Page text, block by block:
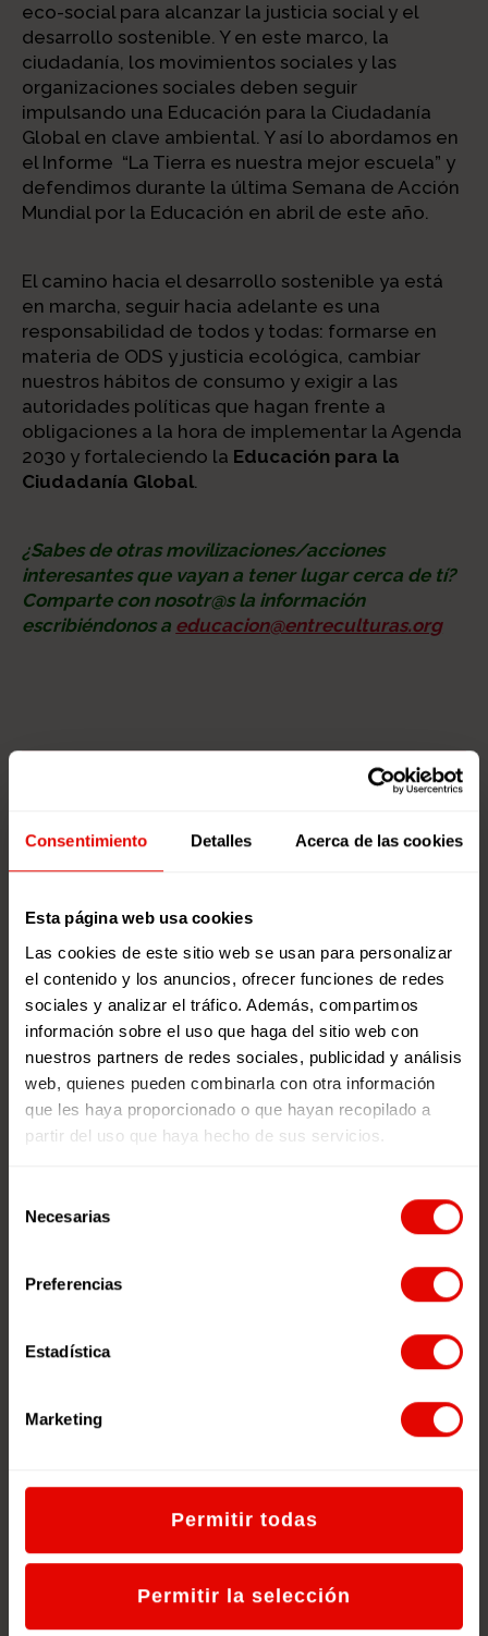
Consentimiento Detalles Acerca de las cookies
Esta página web usa cookies
Las cookies de este sitio web se usan para personalizar
el contenido y los anuncios, ofrecer funciones de redes
sociales y analizar el tráfico. Además, compartimos
información sobre el uso que haga del sitio web con
nuestros partners de redes sociales, publicidad y análisis
web, quienes pueden combinarla con otra información
que les haya proporcionado o que hayan recopilado a
partir del uso que haya hecho de sus servicios.
Necesarias
Preferencias
Estadística
Marketing
Permitir todas
Permitir la selección
eco-social para alcanzar la justicia social y el
desarrollo sostenible. Y en este marco, la
ciudadanía, los movimientos sociales y las
organizaciones sociales deben seguir
impulsando una Educación para la Ciudadanía
Global en clave ambiental. Y así lo abordamos en
el Informe “La Tierra es nuestra mejor escuela” y
defendimos durante la última Semana de Acción
Mundial por la Educación en abril de este año.
El camino hacia el desarrollo sostenible ya está
en marcha, seguir hacia adelante es una
responsabilidad de todos y todas: formarse en
materia de ODS y justicia ecológica, cambiar
nuestros hábitos de consumo y exigir a las
autoridades políticas que hagan frente a
obligaciones a la hora de implementar la Agenda
2030 y fortaleciendo la Educación para la
Ciudadanía Global.
¿Sabes de otras movilizaciones/acciones
interesantes que vayan a tener lugar cerca de tí?
Comparte con nosotr@s la información
escribiéndonos a educacion@entreculturas.org
Buscador
Entreculturas.
¿Qué motiva a los jóvenes a ser
trabajar con jóvenes?
¿Qué motiva a las personas a entrar